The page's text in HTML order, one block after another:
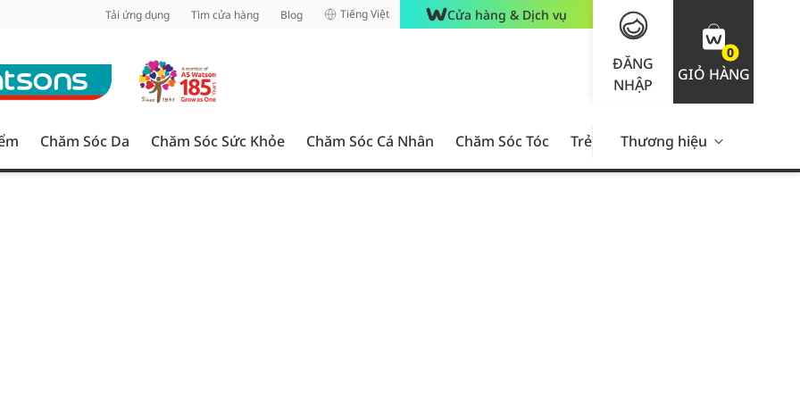
Tải ứng dụng Tìm cửa hàng Blog Tiếng Việt Cửa hàng & Dịch vụ
ĐĂNG
NHẬP
0
GIỎ HÀNG
Chăm Sóc Da Chăm Sóc Sức Khỏe Chăm Sóc Cá Nhân Chăm Sóc Tóc Trẻ Em Nam Giới Chăm Sóc
Thương hiệu